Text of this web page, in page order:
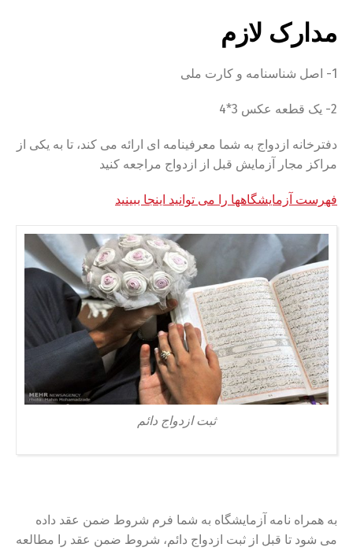
مدارک لازم
1- اصل شناسنامه و کارت ملی
2- یک قطعه عکس 3*4
دفترخانه ازدواج به شما معرفینامه ای ارائه می کند، تا به یکی از
مراکز مجار آزمایش قبل از ازدواج مراجعه کنید
فهرست آزمایشگاهها را می توانید اینجا ببینید
ثبت ازدواج دائم
به همراه نامه آزمایشگاه به شما فرم شروط ضمن عقد داده
می شود تا قبل از ثبت ازدواج دائم، شروط ضمن عقد را مطالعه